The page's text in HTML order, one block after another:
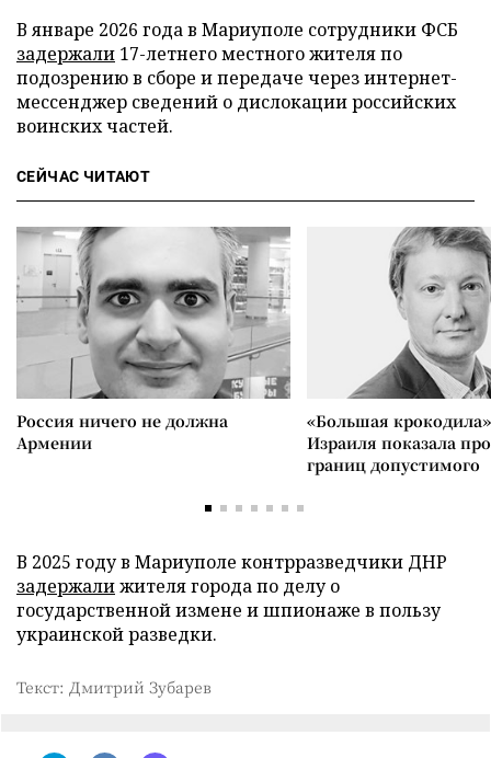
В январе 2026 года в Мариуполе сотрудники ФСБ
задержали 17-летнего местного жителя по
подозрению в сборе и передаче через интернет-
мессенджер сведений о дислокации российских
воинских частей.
СЕЙЧАС ЧИТАЮТ
Россия ничего не должна
Армении
«Большая
Израиля показала
границ допустимого
В 2025 году в Мариуполе контрразведчики ДНР
задержалижителя города по делу о
государственной измене и шпионаже в пользу
украинской разведки.
Текст: Дмитрий Зубарев